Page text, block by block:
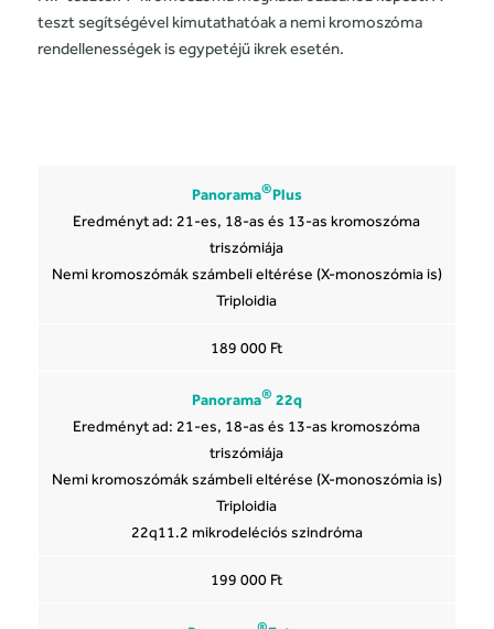
teszt segítségével kimutathatóak a nemi kromoszóma
rendellenességek is egypetéjű ikrek esetén.
Panorama®Plus
Eredményt ad: 21-es, 18-as és 13-as kromoszóma
triszómiája
Nemi kromoszómák számbeli eltérése (X-monoszómia is)
Triploidia
189 000 Ft
Panorama® 22q
Eredményt ad: 21-es, 18-as és 13-as kromoszóma
triszómiája
Nemi kromoszómák számbeli eltérése (X-monoszómia is)
Triploidia
22q11.2 mikrodeléciós szindróma
199 000 Ft